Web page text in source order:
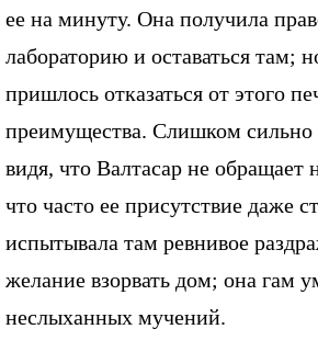
ее на минуту. Она получила
лабораторию и оставаться там;
пришлось отказаться от этого
преимущества. Слишком сильно
видя, что Валтасар не обращает
что часто ее присутствие даже
испытывала там ревнивое
желание взорвать дом; она гам
неслыханных мучений.